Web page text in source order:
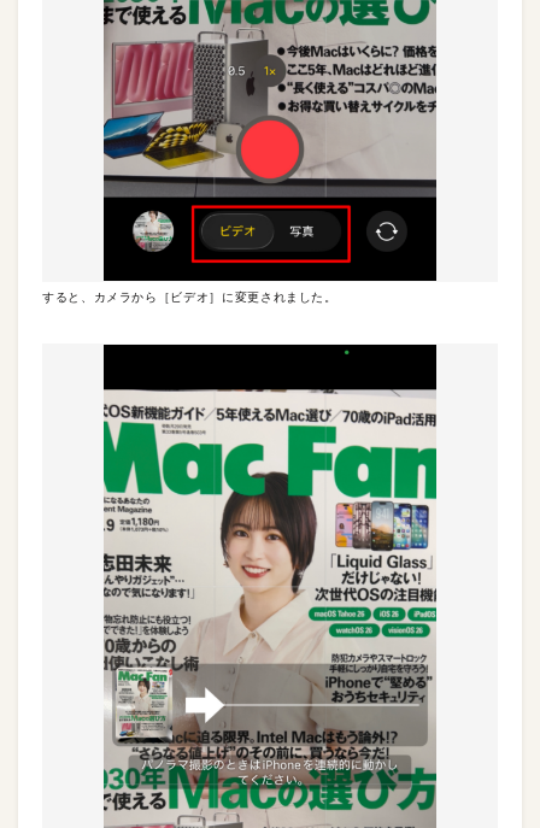
すると、カメラから［ビデオ］に変更されました。